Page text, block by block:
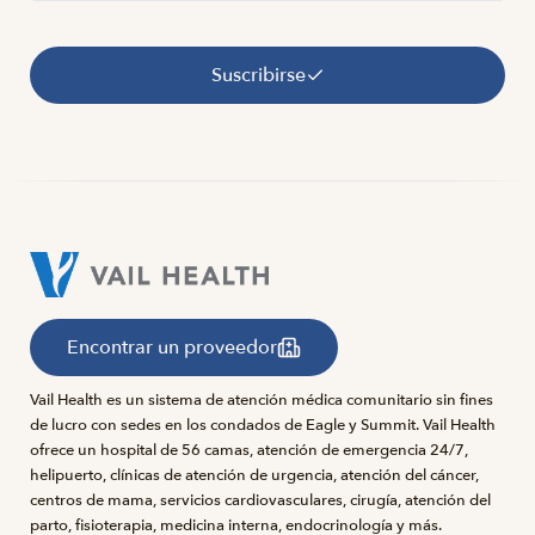
Suscribirse
Encontrar un proveedor
Vail Health es un sistema de atención médica comunitario sin fines
de lucro con sedes en los condados de Eagle y Summit. Vail Health
ofrece un hospital de 56 camas, atención de emergencia 24/7,
helipuerto, clínicas de atención de urgencia, atención del cáncer,
centros de mama, servicios cardiovasculares, cirugía, atención del
parto, fisioterapia, medicina interna, endocrinología y más.